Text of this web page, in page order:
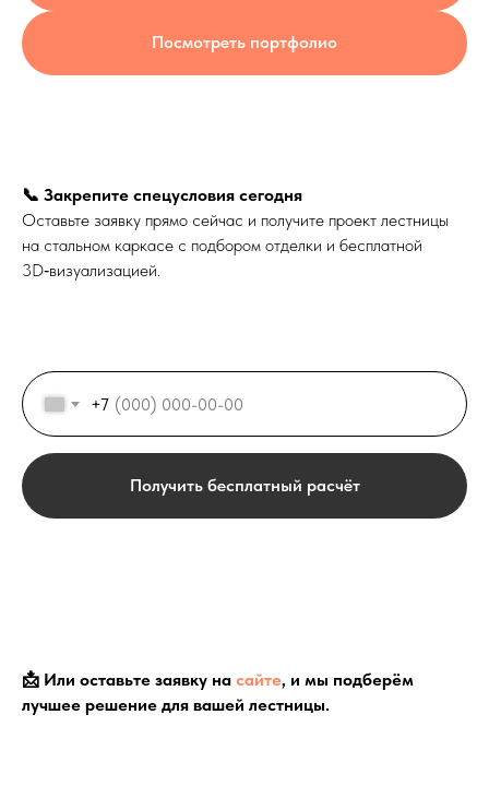
Посмотреть портфолио
📞 Закрепите спецусловия сегодня
Оставьте заявку прямо сейчас и получите проект лестницы
на стальном каркасе с подбором отделки и бесплатной
3D‑визуализацией.
+7
Получить бесплатный расчёт
📩 Или оставьте заявку на сайте, и мы подберём
лучшее решение для вашей лестницы.